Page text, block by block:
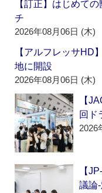
【訂正】はじめて
チ
2026年08月06日 (木)
【アルフレッサHD
地に開設
2026年08月06日 (木)
【
回ド
2026
【
議論